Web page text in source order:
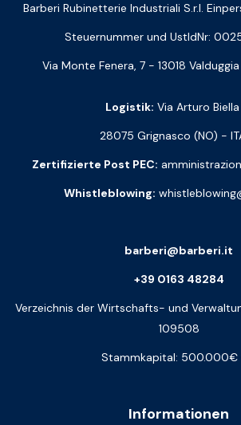
Barberi Rubinetterie Industriali S.r.l.
Steuernummer und UstIdNr:
Via Monte Fenera, 7 - 13018
Logistik: Via Arturo Biella
28075 Grignasco (NO) -
Zertifizierte Post PEC:
Whistleblowing:
Informationen
barberi@barberi.it
+39 0163 48284
Verzeichnis der Wirtschafts- und
109508
Stammkapital: 500.000€